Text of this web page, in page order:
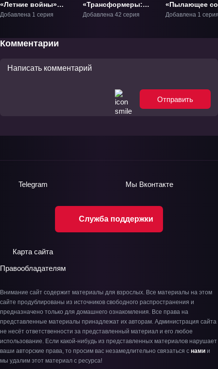
«Летние войны»
Фильм-1
Добавлена 1 серия
«Трансформеры:
Воины Великой
Добавлена 42 серия
«Пылающее
Небесного
Добавлена 1
Комментарии
Отправить
Служба поддержки
Telegram Мы Вконтакте
Карта сайта
Правообладателям
Внимание сайт содержит материалы для взрослых. Все материалы на этом
сайте продублированы из источников свободного распространения и
предназначено только для домашнего ознакомления. Все права на
представленные материалы принадлежат их авторам. Администрация сайта
не несёт ответственности за представленный материал и его любое
использование. Если какой-нибудь из представленных материалов нарушает
ваши авторские права, то просим вас незамедлительно связаться с нами и
мы удалим этот материал с ресурса!